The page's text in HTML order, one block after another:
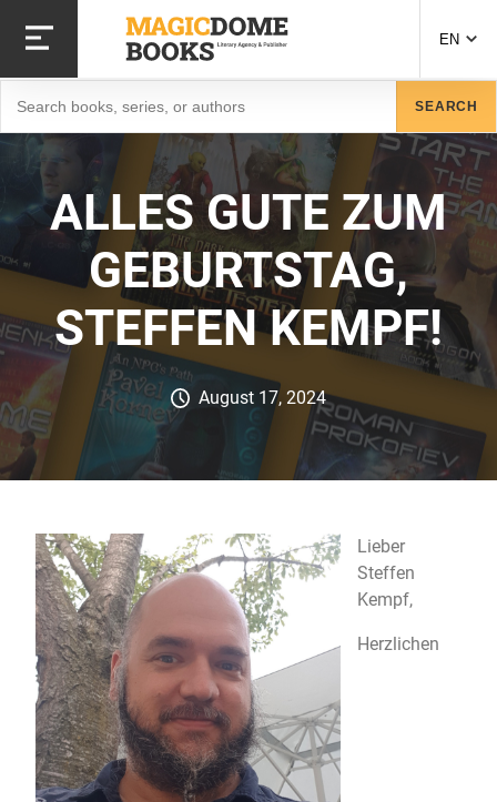
main
content
EN
SEARCH
ALLES GUTE ZUM
GEBURTSTAG,
STEFFEN KEMPF!
August 17, 2024
Lieber
Steffen
Kempf,
Herzlichen